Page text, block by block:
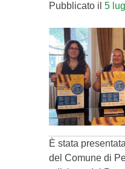
Pubblicato il 5
È stata
del Comune di